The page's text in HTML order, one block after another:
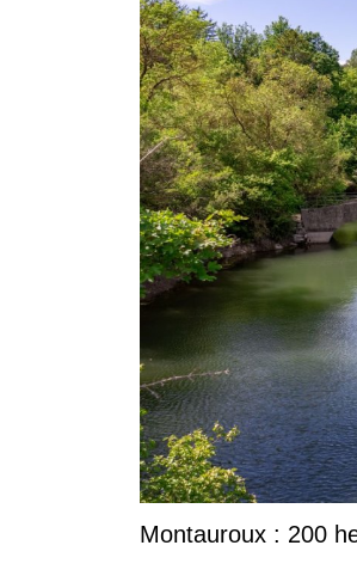
Montauroux : 200